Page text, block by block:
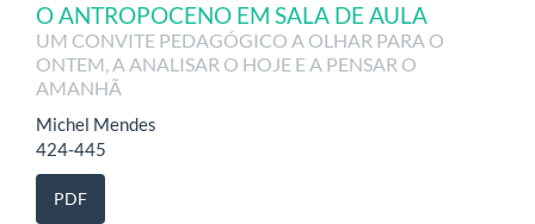
O ANTROPOCENO EM SALA DE AULA
UM CONVITE PEDAGÓGICO A OLHAR PARA O
ONTEM, A ANALISAR O HOJE E A PENSAR O
AMANHÃ
Michel Mendes
424-445
PDF